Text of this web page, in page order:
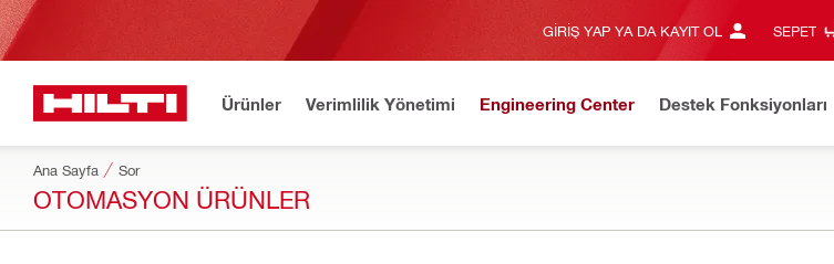
GIRIŞ YAP YA DA KAYIT OL SEPET
Ürünler Verimlilik Yönetimi Engineering Center Destek Fonksiyonları
Ana Sayfa Sor
OTOMASYON ÜRÜNLER